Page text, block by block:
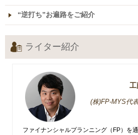
“逆打ち”お遍路をご紹介
ライター紹介
工
(株)FP-MYS代
ファイナンシャルプランニング（FP）を